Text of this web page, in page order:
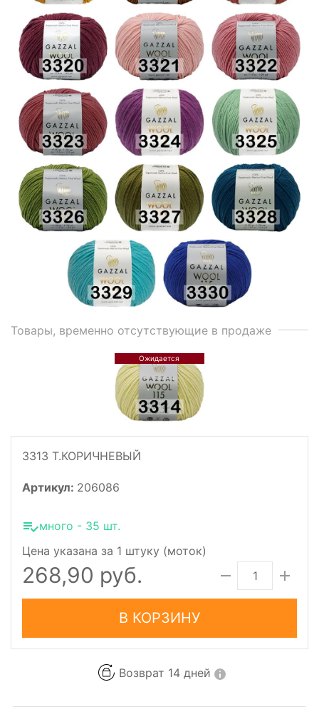
Товары, временно отсутствующие в продаже
3313 Т.КОРИЧНЕВЫЙ
Артикул: 206086
Цена указана за 1 штуку (моток)
много - 35 шт.
268,90 руб.
В КОРЗИНУ
Возврат 14 дней